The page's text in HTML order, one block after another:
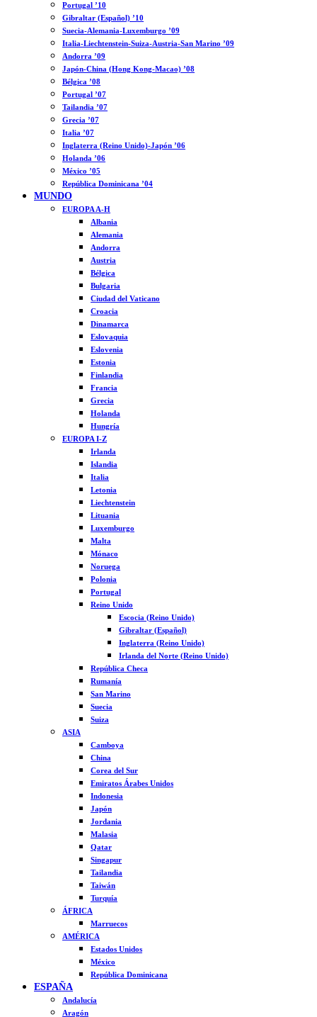
Portugal ’10
Gibraltar (Español) ’10
Suecia-Alemania-Luxemburgo ’09
Italia-Liechtenstein-Suiza-Austria-San Marino ’09
Andorra ’09
Japón-China (Hong Kong-Macao) ’08
Bélgica ’08
Portugal ’07
Tailandia ’07
Grecia ’07
Italia ’07
Inglaterra (Reino Unido)-Japón ’06
Holanda ’06
México ’05
República Dominicana ’04
MUNDO
EUROPA A-H
Albania
Alemania
Andorra
Austria
Bélgica
Bulgaria
Ciudad del Vaticano
Croacia
Dinamarca
Eslovaquia
Eslovenia
Estonia
Finlandia
Francia
Grecia
Holanda
Hungría
EUROPA I-Z
Irlanda
Islandia
Italia
Letonia
Liechtenstein
Lituania
Luxemburgo
Malta
Mónaco
Noruega
Polonia
Portugal
Reino Unido
Escocia (Reino Unido)
Gibraltar (Español)
Inglaterra (Reino Unido)
Irlanda del Norte (Reino Unido)
República Checa
Rumanía
San Marino
Suecia
Suiza
ASIA
Camboya
China
Corea del Sur
Emiratos Árabes Unidos
Indonesia
Japón
Jordania
Malasia
Qatar
Singapur
Tailandia
Taiwán
Turquía
ÁFRICA
Marruecos
AMÉRICA
Estados Unidos
México
República Dominicana
ESPAÑA
Andalucía
Aragón